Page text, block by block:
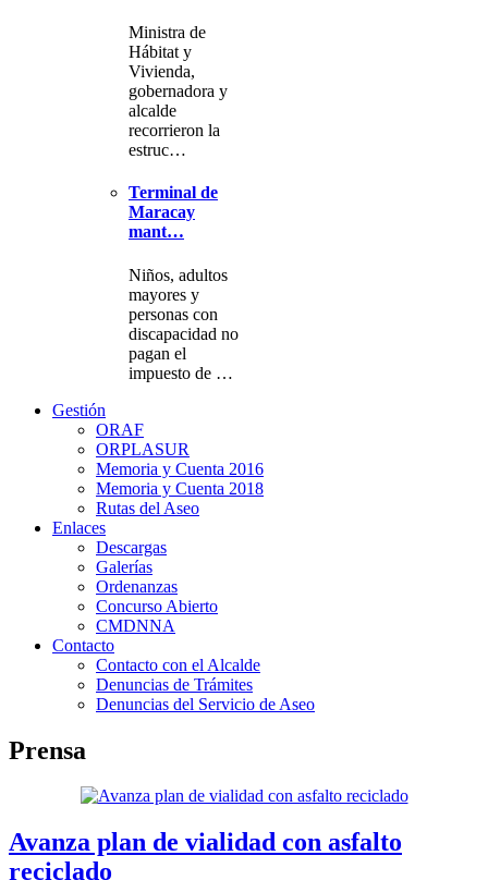
Ministra de
Hábitat y
Vivienda,
gobernadora y
alcalde
recorrieron la
estruc…
Terminal de
Maracay
mant…
Niños, adultos
mayores y
personas con
discapacidad no
pagan el
impuesto de …
Gestión
ORAF
ORPLASUR
Memoria y Cuenta 2016
Memoria y Cuenta 2018
Rutas del Aseo
Enlaces
Descargas
Galerías
Ordenanzas
Concurso Abierto
CMDNNA
Contacto
Contacto con el Alcalde
Denuncias de Trámites
Denuncias del Servicio de Aseo
Prensa
Avanza plan de vialidad con asfalto
reciclado